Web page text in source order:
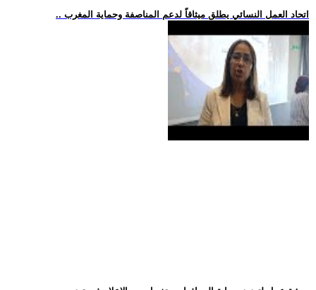
.. اتحاد العمل النسائي يطلق ميثاقاً لدعم المناصفة وحماية المغرب